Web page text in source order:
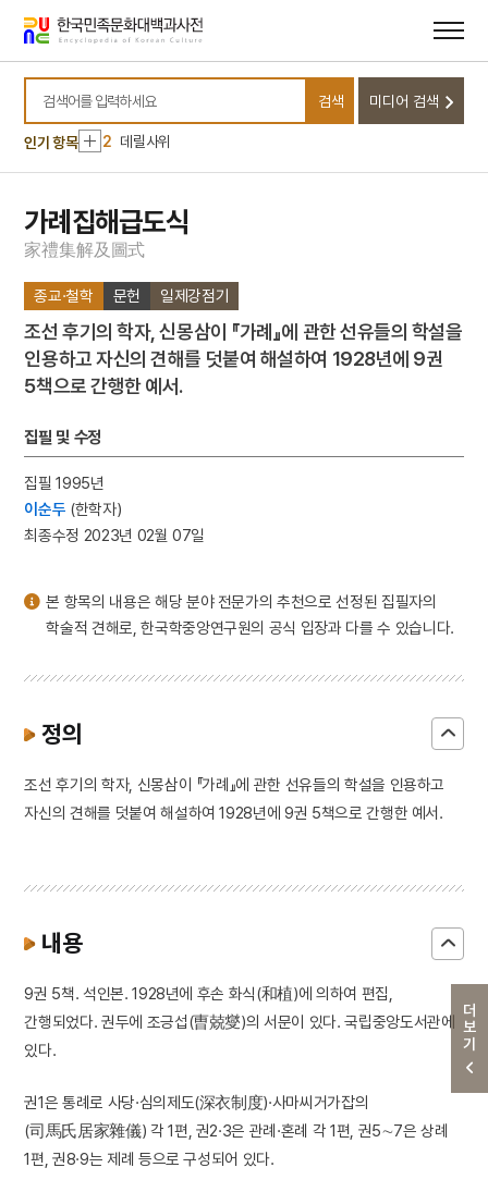
바로가기
바로가기
검색어를 입력하세요
검색 미디어 검색
인기 항목
10 김자점
1 금성대군
2 데릴사위
3 세조
4 가야금병창
5 북조선임시인민위원회
유한지 예서 기원첩
8 고령 본관동 고분군
9 구명겸
3
4 가야금병창
6 세종
7 유한지 예서 기원첩
더보기
가례집해급도식
家禮集解及 圖式
종교·철학 문헌 일제강점기
조선 후기의 학자, 신몽삼이 『가례』에 관한 선유들의 학설을
인용하고 자신의 견해를 덧붙여 해설하여 1928년에 9권
5책으로 간행한 예서.
집필 및 수정
집필 1995년
이순두 (한학자)
최종수정 2023년 02월 07일
본 항목의 내용은 해당 분야 전문가의 추천으로 선정된 집필자의
학술적 견해로, 한국학중앙연구원의 공식 입장과 다를 수 있습니다.
정의
조선 후기의 학자, 신몽삼이 『가례』에 관한 선유들의 학설을 인용하고
자신의 견해를 덧붙여 해설하여 1928년에 9권 5책으로 간행한 예서.
내용
9권 5책. 석인본. 1928년에 후손 화식(和植)에 의하여 편집,
간행되었다. 권두에 조긍섭(曺兢燮)의 서문이 있다. 국립중앙도서관에
있다.
권1은 통례로 사당·심의제도(深衣制度)·사마씨거가잡의
(司馬氏居家雜儀) 각 1편, 권2·3은 관례·혼례 각 1편, 권5∼7은 상례
1편, 권8·9는 제례 등으로 구성되어 있다.